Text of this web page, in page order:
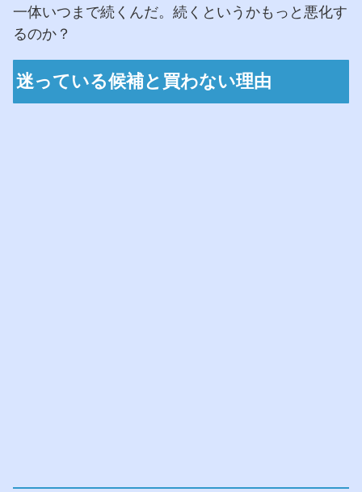
一体いつまで続くんだ。続くというかもっと悪化す
るのか？
迷っている候補と買わない理由